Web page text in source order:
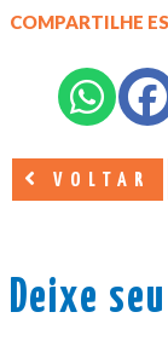
COMPARTILHE
VOLTAR
Deixe